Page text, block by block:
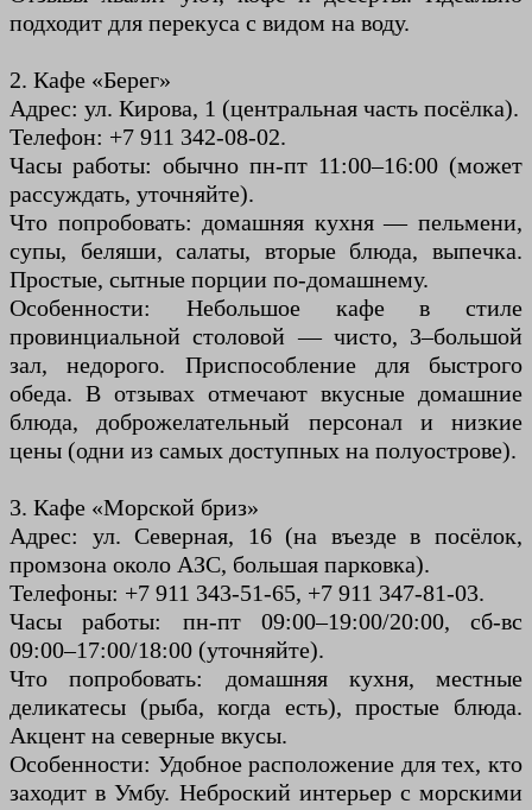
подходит для перекуса с видом на воду.
2. Кафе «Берег»
Адрес: ул. Кирова, 1 (центральная часть посёлка).
Телефон: +7 911 342-08-02.
Часы работы: обычно пн-пт 11:00–16:00 (может
рассуждать, уточняйте).
Что попробовать: домашняя кухня — пельмени,
супы, беляши, салаты, вторые блюда, выпечка.
Простые, сытные порции по-домашнему.
Особенности: Небольшое кафе в стиле
провинциальной столовой — чисто, 3–большой
зал, недорого. Приспособление для быстрого
обеда. В отзывах отмечают вкусные домашние
блюда, доброжелательный персонал и низкие
цены (одни из самых доступных на полуострове).
3. Кафе «Морской бриз»
Адрес: ул. Северная, 16 (на въезде в посёлок,
промзона около АЗС, большая парковка).
Телефоны: +7 911 343-51-65, +7 911 347-81-03.
Часы работы: пн-пт 09:00–19:00/20:00, сб-вс
09:00–17:00/18:00 (уточняйте).
Что попробовать: домашняя кухня, местные
деликатесы (рыба, когда есть), простые блюда.
Акцент на северные вкусы.
Особенности: Удобное расположение для тех, кто
заходит в Умбу. Неброский интерьер с морскими